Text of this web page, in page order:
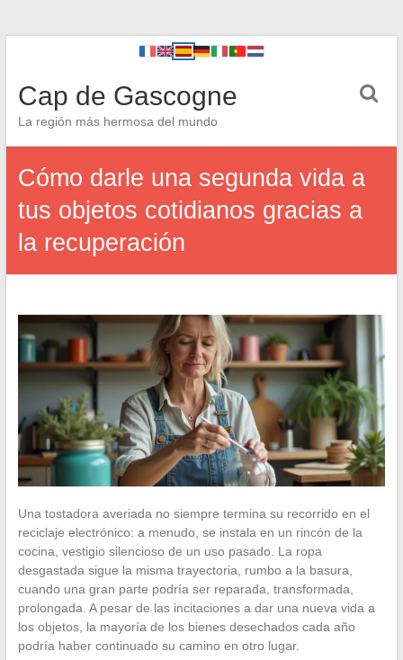
Cap de Gascogne
La región más hermosa del mundo
Cómo darle una segunda vida a
tus objetos cotidianos gracias a
la recuperación
Una tostadora averiada no siempre termina su recorrido en el
reciclaje electrónico: a menudo, se instala en un rincón de la
cocina, vestigio silencioso de un uso pasado. La ropa
desgastada sigue la misma trayectoria, rumbo a la basura,
cuando una gran parte podría ser reparada, transformada,
prolongada. A pesar de las incitaciones a dar una nueva vida a
los objetos, la mayoría de los bienes desechados cada año
podría haber continuado su camino en otro lugar.